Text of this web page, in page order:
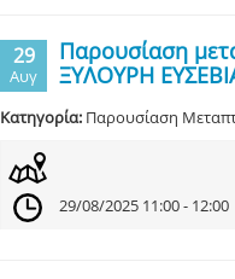
29
Αυγ
Παρουσίαση
ΞΥΛΟΥΡΗ
Κατηγορία: Παρουσίαση
29/08/2025 11:00 - 12:00